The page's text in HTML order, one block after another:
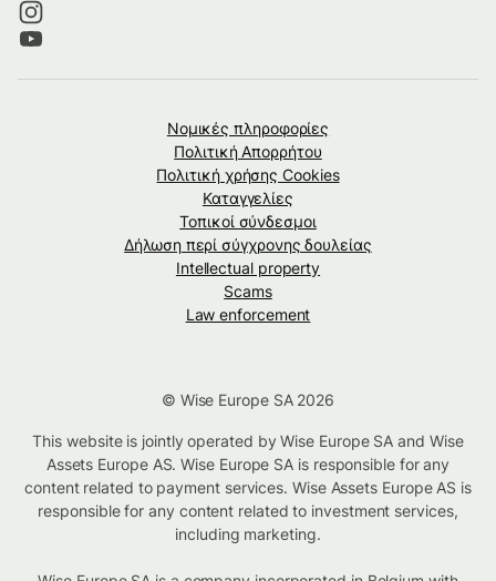
Νομικές πληροφορίες
Πολιτική Απορρήτου
Πολιτική χρήσης Cookies
Καταγγελίες
Τοπικοί σύνδεσμοι
Δήλωση περί σύγχρονης δουλείας
Intellectual property
Scams
Law enforcement
© Wise Europe SA 2026
This website is jointly operated by Wise Europe SA and Wise
Assets Europe AS. Wise Europe SA is responsible for any
content related to payment services. Wise Assets Europe AS is
responsible for any content related to investment services,
including marketing.